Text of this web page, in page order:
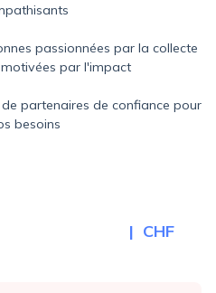
passionnées par la collecte
par l'impact
partenaires de confiance pour
besoins
CHF